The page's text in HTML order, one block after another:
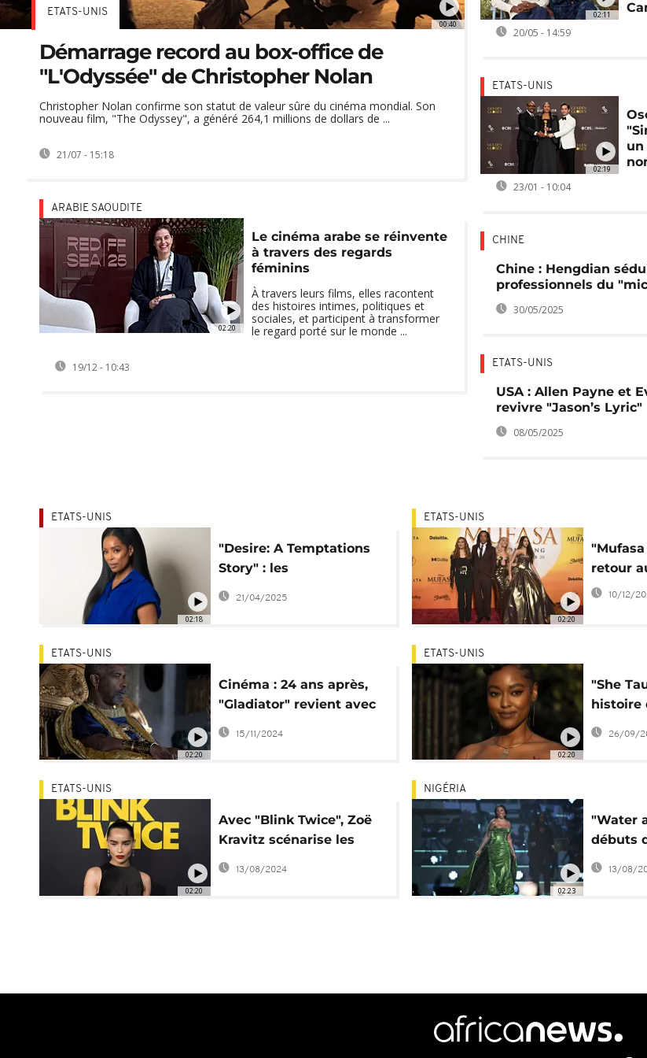
00:40
ETATS-UNIS
Démarrage record au box-office de
"L'Odyssée" de Christopher Nolan
Christopher Nolan confirme son statut de valeur sûre du cinéma mondial. Son
nouveau film, "The Odyssey", a généré 264,1 millions de dollars de ...
21/07 - 15:18
02:20
ARABIE SAOUDITE
Le cinéma arabe se réinvente
à travers des regards
féminins
À travers leurs films, elles racontent
des histoires intimes, politiques et
sociales, et participent à transformer
le regard porté sur le monde ...
19/12 - 10:43
02:11
20/05 - 14:59
02:19
ETATS-UNIS
un
23/01 - 10:04
CHINE
Chine : Hengdian
professionnels du
30/05/2025
ETATS-UNIS
USA : Allen Payne et
revivre "Jason’s Lyric"
08/05/2025
02:18
ETATS-UNIS
"Desire: A Temptations
Story" : les
reconnaissances de
Tasha Smith à Lifetime
21/04/2025
02:20
ETATS-UNIS
retour
10/12/
02:20
ETATS-UNIS
Cinéma : 24 ans après,
"Gladiator" revient avec
Denzel Washington
15/11/2024
02:20
ETATS-UNIS
"She
histoire
fond de
26/09/
02:20
ETATS-UNIS
Avec "Blink Twice", Zoë
Kravitz scénarise les
horreurs d'Epstein
13/08/2024
02:23
NIGÉRIA
"Water
débuts
13/08/